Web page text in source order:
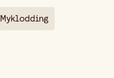
opp tidligere fuger. Vi
Myklodding